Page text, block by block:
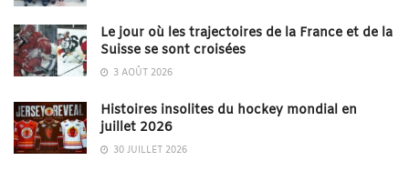
Le jour où les trajectoires de la France et de la
Suisse se sont croisées
3 AOÛT 2026
Histoires insolites du hockey mondial en
juillet 2026
30 JUILLET 2026